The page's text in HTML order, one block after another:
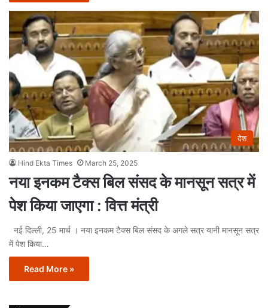
देश
Hind Ekta Times March 25, 2025
नया इनकम टैक्स बिल संसद के मानसून सत्र में
पेश किया जाएगा : वित्त मंत्री
नई दिल्ली, 25 मार्च । नया इनकम टैक्स बिल संसद के अगले सत्र यानी मानसून सत्र
में पेश किया…
Read More »